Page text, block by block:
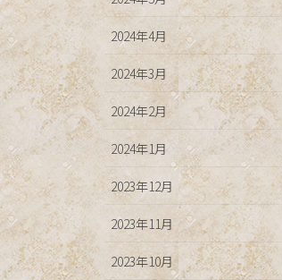
2024年4月
2024年3月
2024年2月
2024年1月
2023年12月
2023年11月
2023年10月